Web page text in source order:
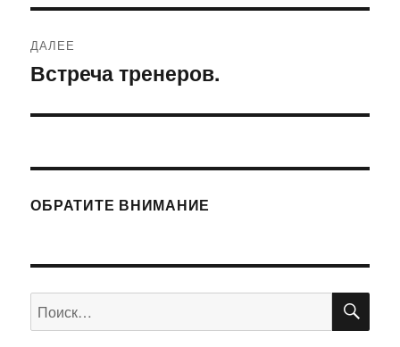
ДАЛЕЕ
Следующая
Встреча тренеров.
ОБРАТИТЕ ВНИМАНИЕ
Искать: